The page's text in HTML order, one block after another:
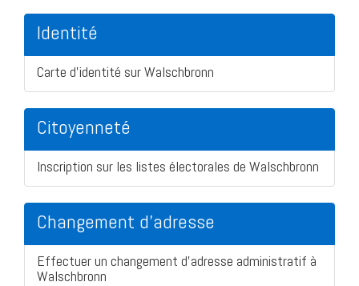
Identité
Carte d'identité sur Walschbronn
Citoyenneté
Inscription sur les listes électorales de Walschbronn
Changement d'adresse
Effectuer un changement d'adresse administratif à
Walschbronn